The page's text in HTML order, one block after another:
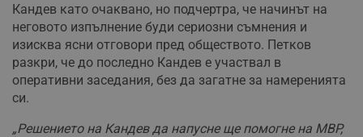
Кандев като очаквано, но подчертра, че начинът на
неговото изпълнение буди сериозни съмнения и
изисква ясни отговори пред обществото. Петков
разкри, че до последно Кандев е участвал в
оперативни заседания, без да загатне за намеренията
си.
„Решението на Кандев да напусне ще помогне на МВР,